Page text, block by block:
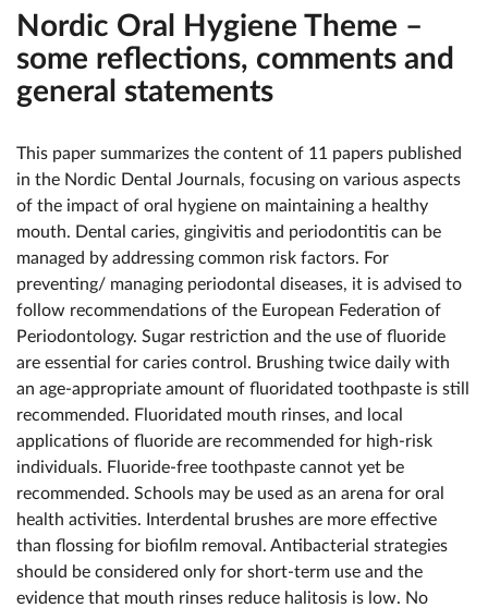
Nordic Oral Hygiene Theme –
some reflections, comments and
general statements
This paper summarizes the content of 11 papers published
in the Nordic Dental Journals, focusing on various aspects
of the impact of oral hygiene on maintaining a healthy
mouth. Dental caries, gingivitis and periodontitis can be
managed by addressing common risk factors. For
preventing/ managing periodontal diseases, it is advised to
follow recommendations of the European Federation of
Periodontology. Sugar restriction and the use of fluoride
are essential for caries control. Brushing twice daily with
an age-appropriate amount of fluoridated toothpaste is still
recommended. Fluoridated mouth rinses, and local
applications of fluoride are recommended for high-risk
individuals. Fluoride-free toothpaste cannot yet be
recommended. Schools may be used as an arena for oral
health activities. Interdental brushes are more effective
than flossing for biofilm removal. Antibacterial strategies
should be considered only for short-term use and the
evidence that mouth rinses reduce halitosis is low. No